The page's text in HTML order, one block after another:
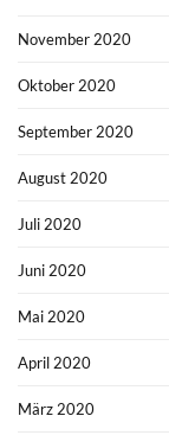
November 2020
Oktober 2020
September 2020
August 2020
Juli 2020
Juni 2020
Mai 2020
April 2020
März 2020